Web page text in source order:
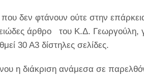
που δεν φτάνουν ούτε στην
άρθρο του Κ.Δ. Γεωργούλη,
30 Α3 δίστηλες σελίδες.
η διάκριση ανάμεσα σε